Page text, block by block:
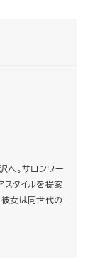
へ。サロンワー
スタイルを提案
彼女は同世代の